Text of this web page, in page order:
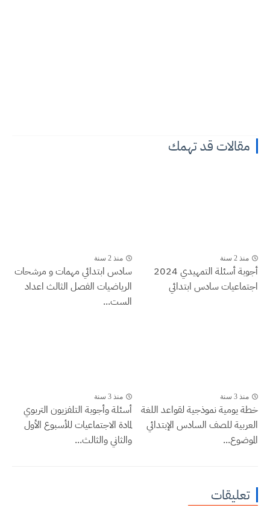
مقالات قد تهمك
منذ 2 سنة
أجوبة أسئلة التمهيدي 2024
اجتماعيات سادس ابتدائي
منذ 2 سنة
سادس ابتدائي مهمات و مرشحات
الرياضيات الفصل الثالث اعداد
الست...
منذ 3 سنة
خطة يومية نموذجية لقواعد اللغة
العربية للصف السادس الإبتدائي
الموضوع...
منذ 3 سنة
أسئلة وأجوبة التلفزيون التربوي
لمادة الاجتماعيات للأسبوع الأول
والثاني والثالث...
تعليقات